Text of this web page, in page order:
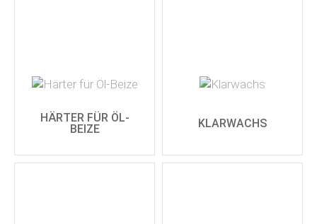
HÄRTER FÜR ÖL-
BEIZE
KLARWACHS